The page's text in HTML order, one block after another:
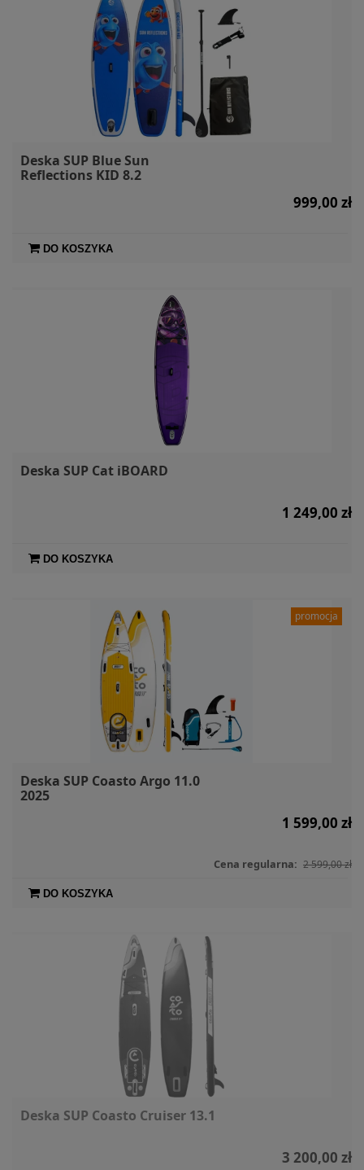
Deska SUP Blue Sun
Reflections KID 8.2
999,00 zł
DO KOSZYKA
Deska SUP Cat iBOARD
1 249,00 zł
DO KOSZYKA
Deska SUP Coasto Argo 11.0
2025
1 599,00 zł
Cena regularna: 2 599,00 zł
DO KOSZYKA
promocja
Deska SUP Coasto Cruiser 13.1
3 200,00 zł